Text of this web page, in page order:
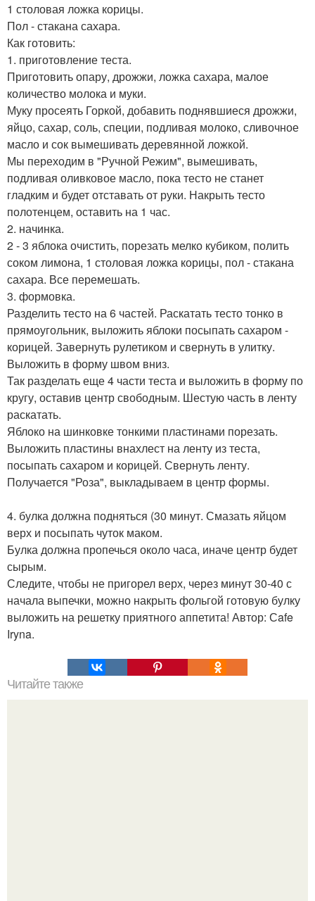
1 столовая ложка корицы.
Пол - стакана сахара.
Как готовить:
1. приготовление теста.
Приготовить опару, дрожжи, ложка сахара, малое
количество молока и муки.
Муку просеять Горкой, добавить поднявшиеся дрожжи,
яйцо, сахар, соль, специи, подливая молоко, сливочное
масло и сок вымешивать деревянной ложкой.
Мы переходим в "Ручной Режим", вымешивать,
подливая оливковое масло, пока тесто не станет
гладким и будет отставать от руки. Накрыть тесто
полотенцем, оставить на 1 час.
2. начинка.
2 - 3 яблока очистить, порезать мелко кубиком, полить
соком лимона, 1 столовая ложка корицы, пол - стакана
сахара. Все перемешать.
3. формовка.
Разделить тесто на 6 частей. Раскатать тесто тонко в
прямоугольник, выложить яблоки посыпать сахаром -
корицей. Завернуть рулетиком и свернуть в улитку.
Выложить в форму швом вниз.
Так разделать еще 4 части теста и выложить в форму по
кругу, оставив центр свободным. Шестую часть в ленту
раскатать.
Яблоко на шинковке тонкими пластинами порезать.
Выложить пластины внахлест на ленту из теста,
посыпать сахаром и корицей. Свернуть ленту.
Получается "Роза", выкладываем в центр формы.
4. булка должна подняться (30 минут. Смазать яйцом
верх и посыпать чуток маком.
Булка должна пропечься около часа, иначе центр будет
сырым.
Следите, чтобы не пригорел верх, через минут 30-40 с
начала выпечки, можно накрыть фольгой готовую булку
выложить на решетку приятного аппетита! Автор: Сafe
Iryna.
Читайте также